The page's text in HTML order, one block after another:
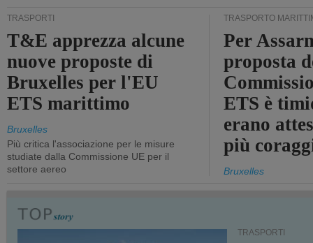
TRASPORTI
T&E apprezza alcune
nuove proposte di
Bruxelles per l'EU
ETS marittimo
Bruxelles
Più critica l'associazione per le misure
studiate dalla Commissione UE per il
settore aereo
TRASPORTO
Per
proposta
ETS è
erano
più
Bruxelles
TRASPORTI